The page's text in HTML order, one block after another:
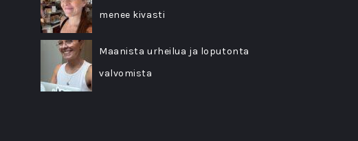
menee kivasti
Maanista urheilua ja loputonta
valvomista